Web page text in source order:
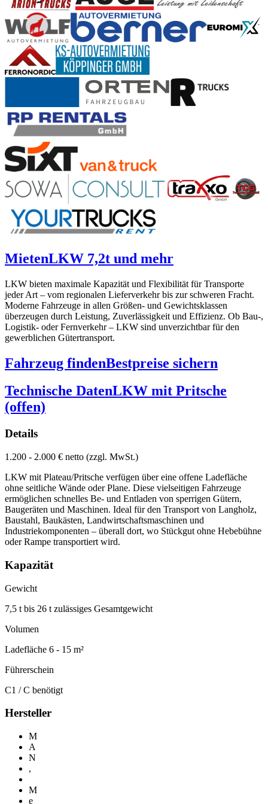
MietenLKW 7,2t und mehr
LKW bieten maximale Kapazität und Flexibilität für Transporte
jeder Art – vom regionalen Lieferverkehr bis zur schweren Fracht.
Moderne Fahrzeuge in allen Größen- und Gewichtsklassen
überzeugen durch Leistung, Zuverlässigkeit und Effizienz. Ob Bau-,
Logistik- oder Fernverkehr – LKW sind unverzichtbar für den
gewerblichen Gütertransport.
Fahrzeug findenBestpreise sichern
Technische DatenLKW mit Pritsche
(offen)
Details
1.200 - 2.000 € netto (zzgl. MwSt.)
LKW mit Plateau/Pritsche verfügen über eine offene Ladefläche
ohne seitliche Wände oder Plane. Diese vielseitigen Fahrzeuge
ermöglichen schnelles Be- und Entladen von sperrigen Gütern,
Baugeräten und Maschinen. Ideal für den Transport von Langholz,
Baustahl, Baukästen, Landwirtschaftsmaschinen und
Industriekomponenten – überall dort, wo Stückgut ohne Hebebühne
oder Rampe transportiert wird.
Kapazität
Gewicht
7,5 t bis 26 t zulässiges Gesamtgewicht
Volumen
Ladefläche 6 - 15 m²
Führerschein
C1 / C benötigt
Hersteller
M
A
N
,
M
e